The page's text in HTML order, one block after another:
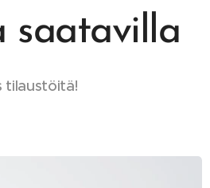
saatavilla
tilaustöitä!